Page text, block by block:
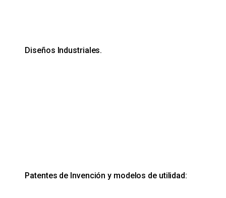
Diseños Industriales.
Patentes de Invención y modelos de utilidad: